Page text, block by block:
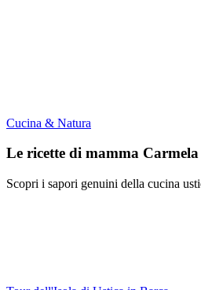
Cucina & Natura
Le ricette di mamma Carmela
Scopri i sapori genuini della cucina